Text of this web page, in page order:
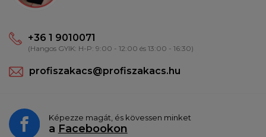
+36 1 9010071
(Hangos GYIK: H-P: 9:00 - 12:00 és 13:00 - 16:30)
profiszakacs@profiszakacs.hu
Képezze magát, és kövessen minket
a Facebookon